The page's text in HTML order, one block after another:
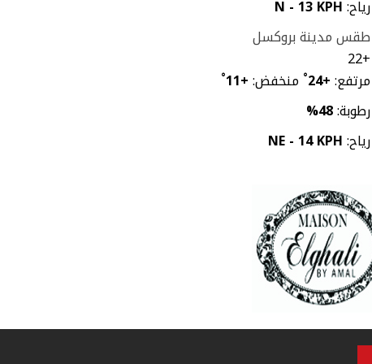
رياح:N - 13 KPH
طقس مدينة بروكسل
+
22
مرتفع:+
24
° منخفض:+
11
°
رطوبة:48%
رياح:NE - 14 KPH